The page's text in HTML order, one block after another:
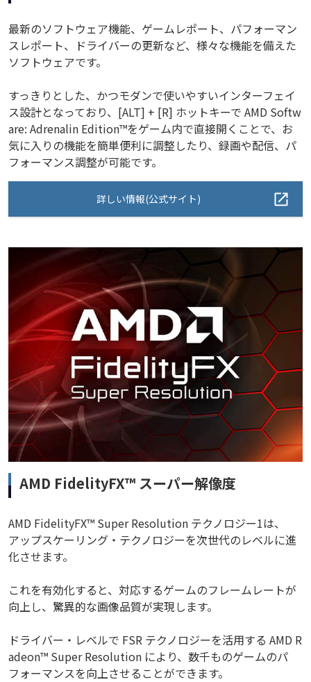
最新のソフトウェア機能、ゲームレポート、パフォーマン
スレポート、ドライバーの更新など、様々な機能を備えた
ソフトウェアです。
すっきりとした、かつモダンで使いやすいインターフェイ
ス設計となっており、[ALT] + [R] ホットキーで AMD Softw
are: Adrenalin Edition™をゲーム内で直接開くことで、お
気に入りの機能を簡単便利に調整したり、録画や配信、パ
フォーマンス調整が可能です。
詳しい情報(公式サイト)
AMD FidelityFX™ スーパー解像度
AMD FidelityFX™ Super Resolution テクノロジー1は、
アップスケーリング・テクノロジーを次世代のレベルに進
化させます。
これを有効化すると、対応するゲームのフレームレートが
向上し、驚異的な画像品質が実現します。
ドライバー・レベルで FSR テクノロジーを活用する AMD R
adeon™ Super Resolution により、数千ものゲームのパ
フォーマンスを向上させることができます。